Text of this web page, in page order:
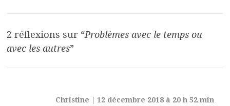
des
articles
2 réflexions sur “Problèmes avec le temps ou
avec les autres”
Christine |12 décembre 2018 à 20 h 52 min